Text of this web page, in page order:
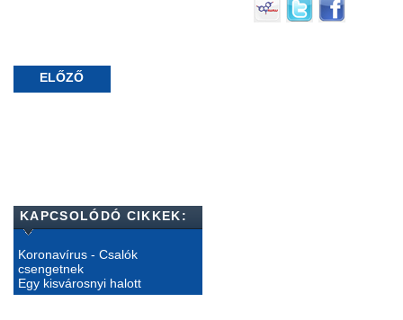
ELŐZŐ
KAPCSOLÓDÓ CIKKEK:
Koronavírus - Csalók
csengetnek
Egy kisvárosnyi halott